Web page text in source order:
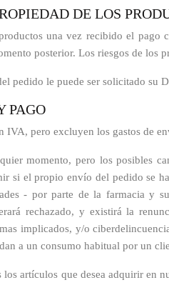
DE LOS
una vez recibido el pago
posterior. Los riesgos de los
pedido le puede ser solicitado
PAGO
IVA, pero excluyen los gastos de
momento, pero los posibles
si el propio envío del pedido
- por parte de la farmacia y
rechazado, y existirá la
implicados, y/o
a un consumo habitual por un
artículos que desea adquirir en